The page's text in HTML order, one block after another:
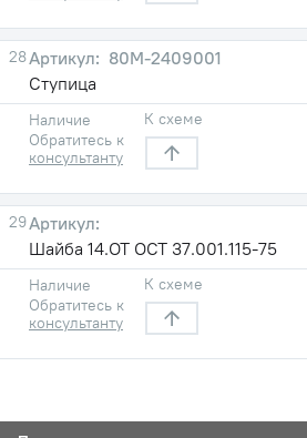
28
80М-2409001
Ступица
Наличие
Обратитесь к
консультанту
К схеме
29
Шайба 14.ОТ ОСТ 37.001.115-75
Наличие
Обратитесь к
консультанту
К схеме